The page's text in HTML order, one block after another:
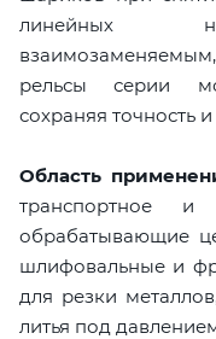
линейных
рельсы серии
сохраняя точность
Область
транспортное и
обрабатывающие
шлифовальные и
для резки
литья под